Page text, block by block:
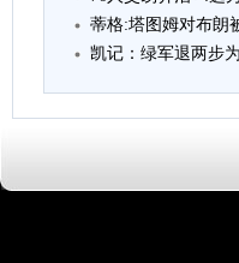
蒂格:塔图姆对布朗
凯记：绿军退两步